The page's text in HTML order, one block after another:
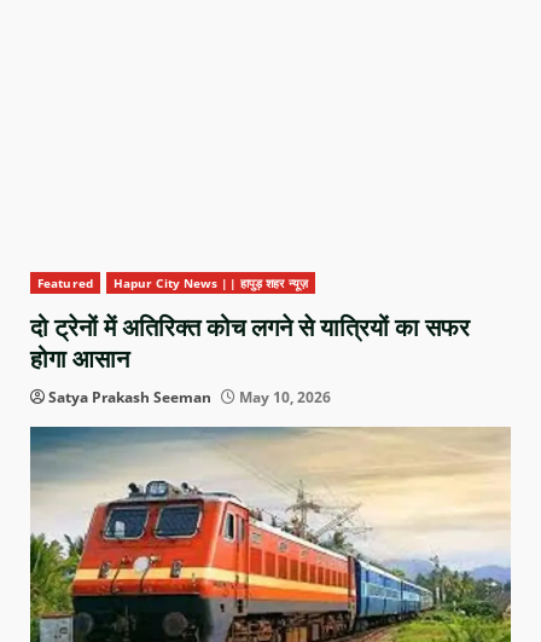
Featured Hapur City News || हापुड़ शहर न्यूज़
दो ट्रेनों में अतिरिक्त कोच लगने से यात्रियों का सफर
होगा आसान
Satya Prakash Seeman May 10, 2026